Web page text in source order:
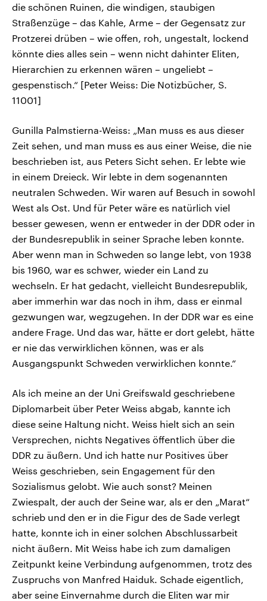
die schönen Ruinen, die windigen, staubigen
Straßenzüge – das Kahle, Arme – der Gegensatz zur
Protzerei drüben – wie offen, roh, ungestalt, lockend
könnte dies alles sein – wenn nicht dahinter Eliten,
Hierarchien zu erkennen wären – ungeliebt –
gespenstisch.“ [Peter Weiss: Die Notizbücher, S.
11001]
Gunilla Palmstierna-Weiss: „Man muss es aus dieser
Zeit sehen, und man muss es aus einer Weise, die nie
beschrieben ist, aus Peters Sicht sehen. Er lebte wie
in einem Dreieck. Wir lebte in dem sogenannten
neutralen Schweden. Wir waren auf Besuch in sowohl
West als Ost. Und für Peter wäre es natürlich viel
besser gewesen, wenn er entweder in der DDR oder in
der Bundesrepublik in seiner Sprache leben konnte.
Aber wenn man in Schweden so lange lebt, von 1938
bis 1960, war es schwer, wieder ein Land zu
wechseln. Er hat gedacht, vielleicht Bundesrepublik,
aber immerhin war das noch in ihm, dass er einmal
gezwungen war, wegzugehen. In der DDR war es eine
andere Frage. Und das war, hätte er dort gelebt, hätte
er nie das verwirklichen können, was er als
Ausgangspunkt Schweden verwirklichen konnte.“
Als ich meine an der Uni Greifswald geschriebene
Diplomarbeit über Peter Weiss abgab, kannte ich
diese seine Haltung nicht. Weiss hielt sich an sein
Versprechen, nichts Negatives öffentlich über die
DDR zu äußern. Und ich hatte nur Positives über
Weiss geschrieben, sein Engagement für den
Sozialismus gelobt. Wie auch sonst? Meinen
Zwiespalt, der auch der Seine war, als er den „Marat“
schrieb und den er in die Figur des de Sade verlegt
hatte, konnte ich in einer solchen Abschlussarbeit
nicht äußern. Mit Weiss habe ich zum damaligen
Zeitpunkt keine Verbindung aufgenommen, trotz des
Zuspruchs von Manfred Haiduk. Schade eigentlich,
aber seine Einvernahme durch die Eliten war mir